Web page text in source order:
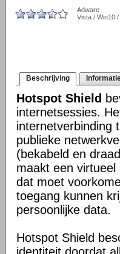
Adware
Vista / Win10
Beschrijving
Hotspot Shield
internetsessies.
internetverbinding
publieke
(bekabeld en
maakt een virtueel
dat moet
toegang kunnen
persoonlijke data.
Hotspot Shield